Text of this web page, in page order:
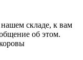
нашем складе, к вам
об этом.